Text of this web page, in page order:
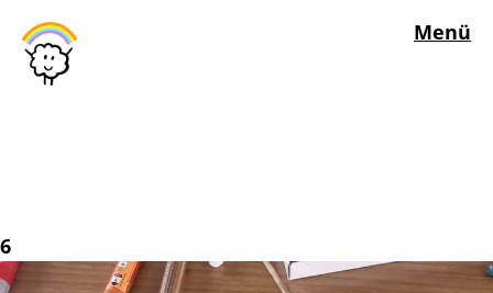
Menü
6